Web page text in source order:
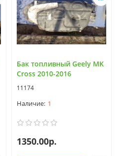
Бак топливный Geely MK
Cross 2010-2016
11174
1
1350.00р.